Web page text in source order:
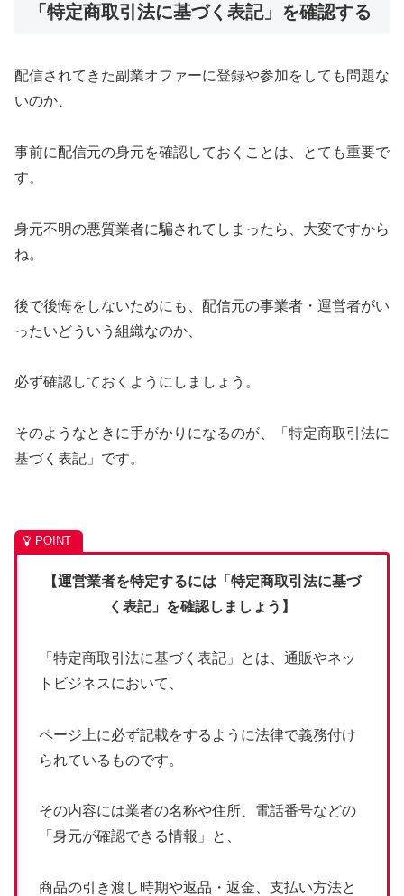
「特定商取引法に基づく表記」を確認する
配信されてきた副業オファーに登録や参加をしても問題な
いのか、
事前に配信元の身元を確認しておくことは、とても重要で
す。
身元不明の悪質業者に騙されてしまったら、大変ですから
ね。
後で後悔をしないためにも、配信元の事業者・運営者がい
ったいどういう組織なのか、
必ず確認しておくようにしましょう。
そのようなときに手がかりになるのが、「特定商取引法に
基づく表記」です。
【運営業者を特定するには「特定商取引法に基づ
く表記」を確認しましょう】
「特定商取引法に基づく表記」とは、通販やネッ
トビジネスにおいて、
ページ上に必ず記載をするように法律で義務付け
られているものです。
その内容には業者の名称や住所、電話番号などの
「身元が確認できる情報」と、
商品の引き渡し時期や返品・返金、支払い方法と